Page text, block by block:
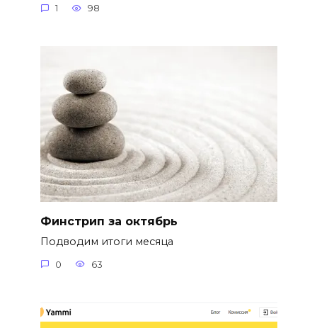
1 98
Финстрип за октябрь
Подводим итоги месяца
0 63